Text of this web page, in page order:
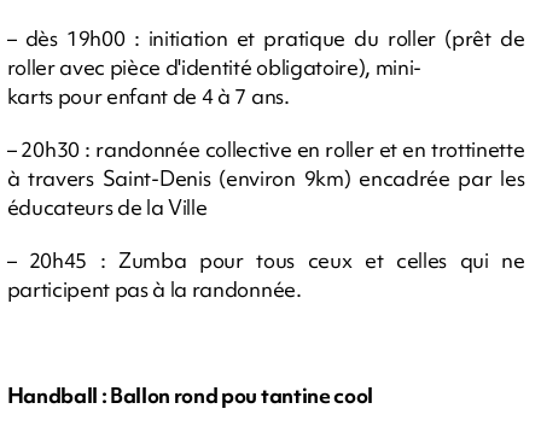
– dès 19h00 : initiation et pratique du roller (prêt de
roller avec pièce d'identité obligatoire), mini-
karts pour enfant de 4 à 7 ans.
– 20h30 : randonnée collective en roller et en trottinette
à travers Saint-Denis (environ 9km) encadrée par les
éducateurs de la Ville
– 20h45 : Zumba pour tous ceux et celles qui ne
participent pas à la randonnée.
Handball : Ballon rond pou tantine cool